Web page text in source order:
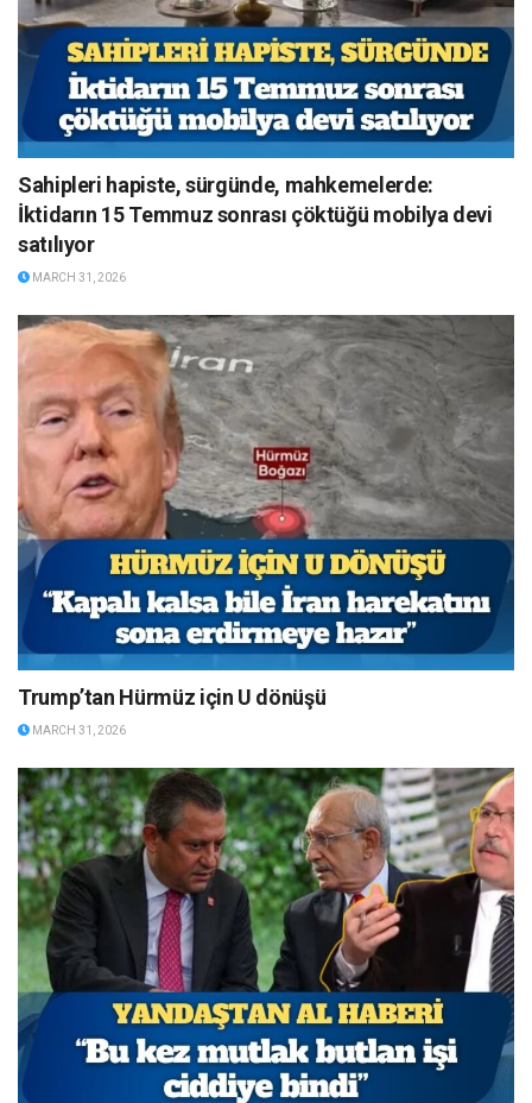
Sahipleri hapiste, sürgünde, mahkemelerde:
İktidarın 15 Temmuz sonrası çöktüğü mobilya devi
satılıyor
MARCH 31, 2026
Trump’tan Hürmüz için U dönüşü
MARCH 31, 2026